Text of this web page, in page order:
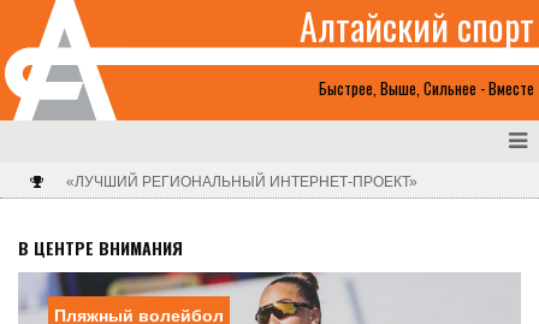
Быстрее, Выше, Сильнее - Вместе
Алтайский спорт
«ЛУЧШИЙ РЕГИОНАЛЬНЫЙ ИНТЕРНЕТ-ПРОЕКТ»
В ЦЕНТРЕ ВНИМАНИЯ
Пляжный волейбол